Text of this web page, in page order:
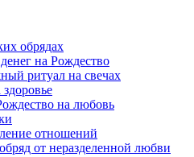
обрядах
на Рождество
ритуал на свечах
на любовь
отношений
от неразделенной любви